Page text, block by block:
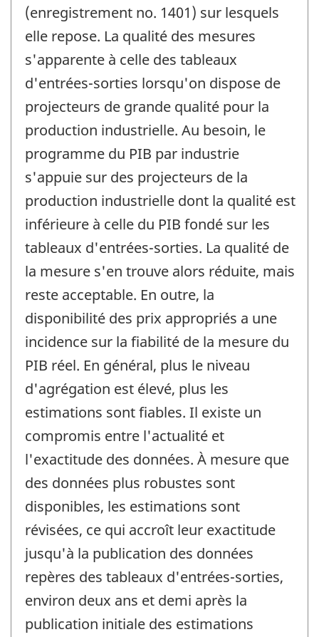
(enregistrement no. 1401) sur lesquels
elle repose. La qualité des mesures
s'apparente à celle des tableaux
d'entrées-sorties lorsqu'on dispose de
projecteurs de grande qualité pour la
production industrielle. Au besoin, le
programme du PIB par industrie
s'appuie sur des projecteurs de la
production industrielle dont la qualité est
inférieure à celle du PIB fondé sur les
tableaux d'entrées-sorties. La qualité de
la mesure s'en trouve alors réduite, mais
reste acceptable. En outre, la
disponibilité des prix appropriés a une
incidence sur la fiabilité de la mesure du
PIB réel. En général, plus le niveau
d'agrégation est élevé, plus les
estimations sont fiables. Il existe un
compromis entre l'actualité et
l'exactitude des données. À mesure que
des données plus robustes sont
disponibles, les estimations sont
révisées, ce qui accroît leur exactitude
jusqu'à la publication des données
repères des tableaux d'entrées-sorties,
environ deux ans et demi après la
publication initiale des estimations